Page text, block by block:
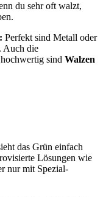
du sehr oft walzt,
Perfekt sind Metall oder
Auch die
sind Walzen
das Grün einfach
Lösungen wie
nur mit Spezial-